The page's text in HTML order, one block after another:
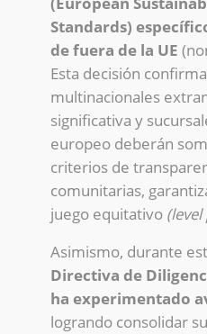
Standards)
de fuera de la UE
Esta decisión
multinacionales
significativa y
europeo deberán
criterios de
comunitarias,
juego equitativo
Asimismo, durante
Directiva de
ha experimentado
logrando consolidar